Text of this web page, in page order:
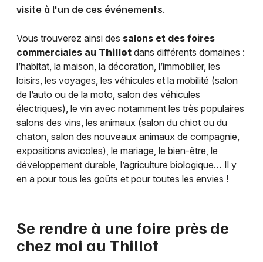
visite à l'un de ces événements.
Vous trouverez ainsi des salons et des foires
commerciales au Thillot dans différents domaines :
l’habitat, la maison, la décoration, l’immobilier, les
loisirs, les voyages, les véhicules et la mobilité (salon
de l’auto ou de la moto, salon des véhicules
électriques), le vin avec notamment les très populaires
salons des vins, les animaux (salon du chiot ou du
chaton, salon des nouveaux animaux de compagnie,
expositions avicoles), le mariage, le bien-être, le
développement durable, l’agriculture biologique… Il y
en a pour tous les goûts et pour toutes les envies !
Se rendre à une foire près de
chez moi au Thillot